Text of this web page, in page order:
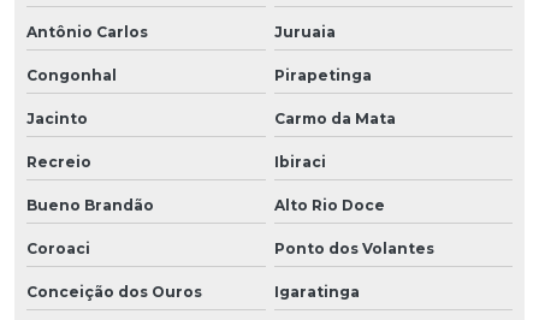
Antônio Carlos Juruaia
Congonhal Pirapetinga
Jacinto Carmo da Mata
Recreio Ibiraci
Bueno Brandão Alto Rio Doce
Coroaci Ponto dos Volantes
Conceição dos Ouros Igaratinga